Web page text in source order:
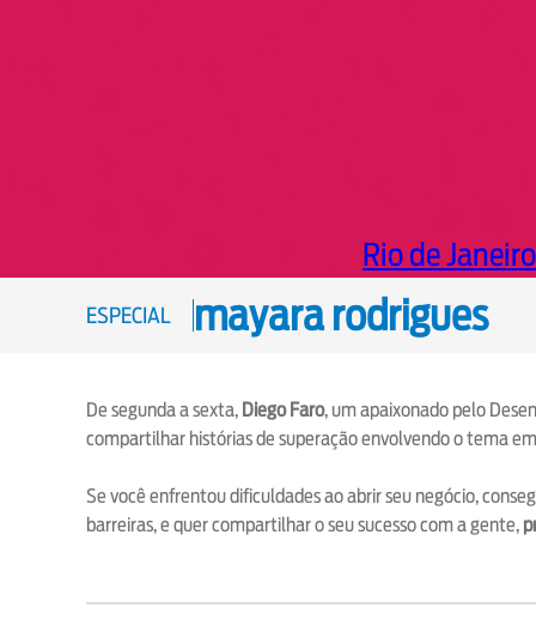
Rio de Janeiro
ESPECIAL mayara rodrigues
De segunda a sexta, Diego Faro, um apaixonado pelo
compartilhar histórias de superação envolvendo o tema
Se você enfrentou dificuldades ao abrir seu negócio,
barreiras, e quer compartilhar o seu sucesso com a gente,